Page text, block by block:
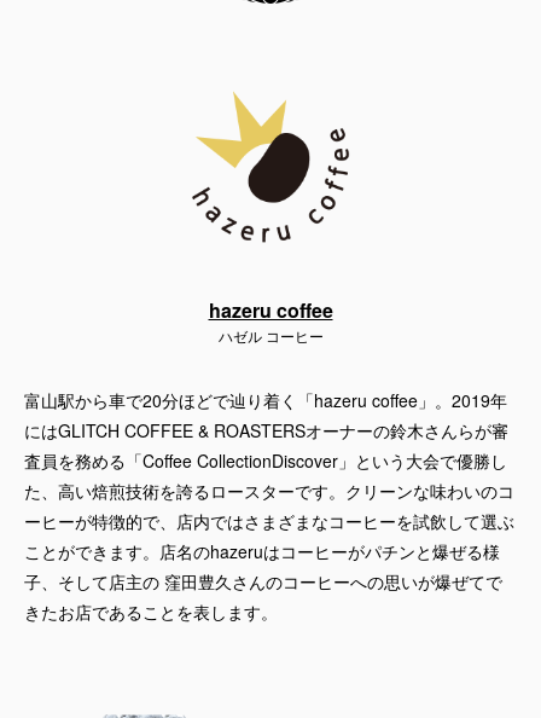
hazeru coffee
ハゼル コーヒー
富山駅から車で20分ほどで辿り着く「hazeru coffee」。2019年
にはGLITCH COFFEE & ROASTERSオーナーの鈴木さんらが審
査員を務める「Coffee CollectionDiscover」という大会で優勝し
た、高い焙煎技術を誇るロースターです。クリーンな味わいのコ
ーヒーが特徴的で、店内ではさまざまなコーヒーを試飲して選ぶ
ことができます。店名のhazeruはコーヒーがパチンと爆ぜる様
子、そして店主の 窪田豊久さんのコーヒーへの思いが爆ぜてで
きたお店であることを表します。